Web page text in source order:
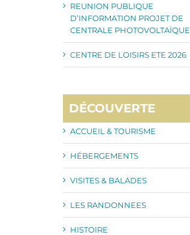
REUNION PUBLIQUE
D’INFORMATION PROJET DE
CENTRALE PHOTOVOLTAÏQUE
CENTRE DE LOISIRS ETE 2026
DÉCOUVERTE
ACCUEIL & TOURISME
HÉBERGEMENTS
VISITES & BALADES
LES RANDONNEES
HISTOIRE